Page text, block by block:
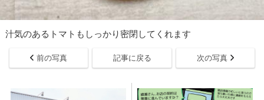
汁気のあるトマトもしっかり密閉してくれます
前の写真 記事に戻る 次の写真